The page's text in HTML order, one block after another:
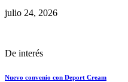
julio 24, 2026
De interés
Nuevo convenio con Deport Cream